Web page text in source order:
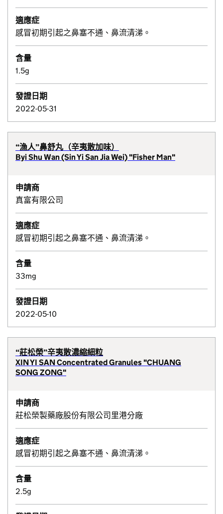
適應症
感冒初期引起之鼻塞不通、鼻流清涕。
含量
1.5g
發證日期
2022-05-31
“漁人”鼻舒丸（辛夷散加味）
Byi Shu Wan (Sin Yi San Jia Wei) "Fisher Man"
申請商
真富有限公司
適應症
感冒初期引起之鼻塞不通、鼻流清涕。
含量
33mg
發證日期
2022-05-10
“莊松榮”辛夷散濃縮細粒
XIN YI SAN Concentrated Granules "CHUANG
SONG ZONG"
申請商
莊松榮製藥廠股份有限公司里港分廠
適應症
感冒初期引起之鼻塞不通、鼻流清涕。
含量
2.5g